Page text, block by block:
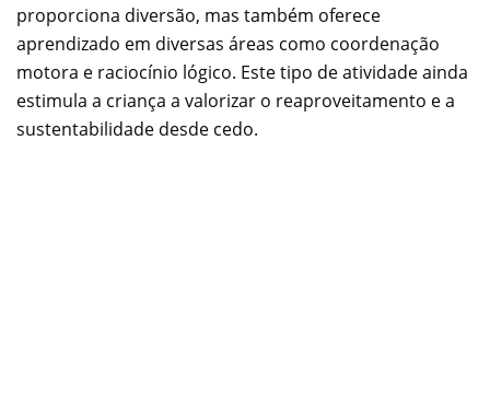
proporciona diversão, mas também oferece
aprendizado em diversas áreas como coordenação
motora e raciocínio lógico. Este tipo de atividade ainda
estimula a criança a valorizar o reaproveitamento e a
sustentabilidade desde cedo.